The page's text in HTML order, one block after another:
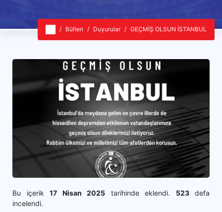
Bülten Duyurular GEÇMİŞ OLSUN İSTANBUL
Bu içerik 17 Nisan 2025 tarihinde eklendi. 523defa
incelendi.